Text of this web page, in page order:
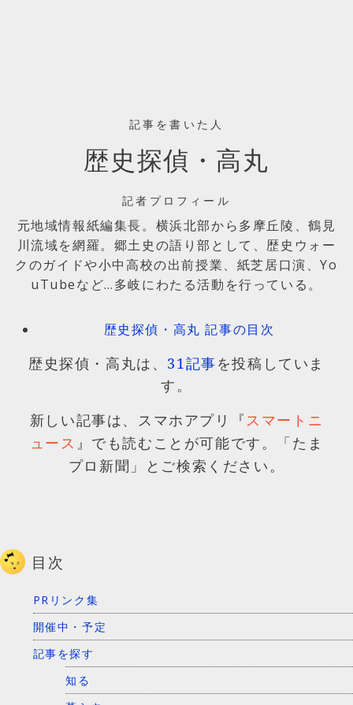
記事を書いた人
歴史探偵・高丸
記者プロフィール
元地域情報紙編集長。横浜北部から多摩丘陵、鶴見
川流域を網羅。郷土史の語り部として、歴史ウォー
クのガイドや小中高校の出前授業、紙芝居口演、Yo
uTubeなど…多岐にわたる活動を行っている。
歴史探偵・高丸 記事の目次
歴史探偵・高丸は、 31記事を投稿していま
す。
新しい記事は、スマホアプリ『 スマートニ
ュース 』でも読むことが可能です。「たま
プロ新聞」とご検索ください。
目次
PRリンク集
開催中・予定
記事を探す
知る